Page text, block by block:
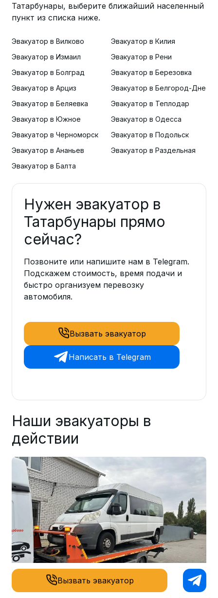
Вызвать эвакуатор
Татарбунары, выберите ближайший населенный
пункт из списка ниже.
Эвакуатор в Вилково
Эвакуатор в Килия
Эвакуатор в Измаил
Эвакуатор в Рени
Эвакуатор в Болград
Эвакуатор в Березовка
Эвакуатор в Арциз
Эвакуатор в Белгород-
Эвакуатор в Беляевка
Эвакуатор в Теплодар
Эвакуатор в Южное
Эвакуатор в Одесса
Эвакуатор в Черноморск
Эвакуатор в Подольск
Эвакуатор в Ананьев
Эвакуатор в Раздельная
Эвакуатор в Балта
Нужен эвакуатор в
Татарбунары прямо
сейчас?
Позвоните или напишите нам в Telegram.
Подскажем стоимость, время подачи и
быстро организуем перевозку
автомобиля.
Вызвать эвакуатор
Написать в Telegram
Наши эвакуаторы в
действии